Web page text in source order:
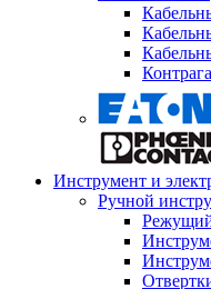
Инструмент и
Ручной